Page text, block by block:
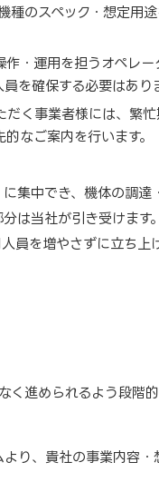
のスペック・想定用
作・運用を担うオペレー
を確保する必要はあり
だく事業者様には、繁
なご案内を行います。
集中でき、機体の調達
は当社が引き受けます
員を増やさずに立ち上
く進められるよう段階
より、貴社の事業内容・